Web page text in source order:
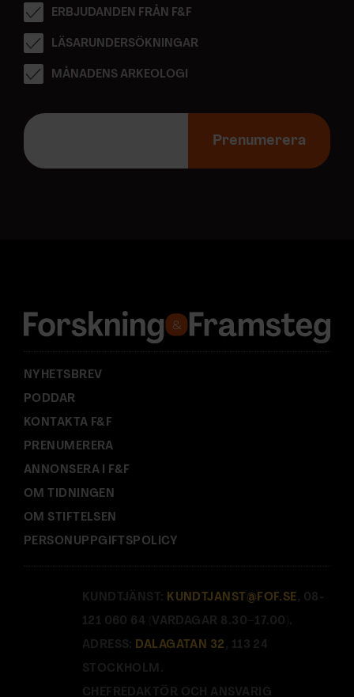
ERBJUDANDEN FRÅN F&F
LÄSARUNDERSÖKNINGAR
MÅNADENS ARKEOLOGI
E
p
s
:
Prenumerera
NYHETSBREV
PODDAR
KONTAKTA F&F
PRENUMERERA
ANNONSERA I F&F
OM TIDNINGEN
OM STIFTELSEN
PERSONUPPGIFTSPOLICY
KUNDTJÄNST: KUNDTJANST@FOF.SE , 08-
121 060 64 (VARDAGAR 8.30–17.00).
ADRESS: DALAGATAN 32 , 113 24
STOCKHOLM.
CHEFREDAKTÖR OCH ANSVARIG